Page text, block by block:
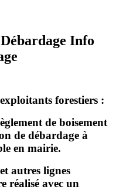
Info
forestiers :
de boisement
de débardage à
en mairie.
autres lignes
réalisé avec un